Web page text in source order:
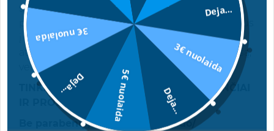
skatina ląstelių atsinaujinimą, pastebimas
padidėjęs odos gyvybingumas. Poveikis panašus
į vitaminų mezoterapiją. Drėkina, ramina ir
atgaivina odą, atstato odos hidro lipidinį balansą,
veikia antibakteriškai.
TINKA JAUTRIAI, SUDIRGUSIAI, RAUSTANČIAI
IR PROBLEMINEI ODAI
Be parabenų / SLS / formaldehido/
Deja...
3€ nuolaida
Deja...
5€ nuolaida
Deja...
3€ nuolaida